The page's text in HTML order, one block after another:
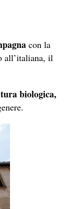
con la
all’italiana, il
biologica,